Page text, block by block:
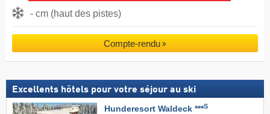
- cm (haut des pistes)
Compte-rendu
Excellents hôtels pour votre séjour au ski
Hunderesort Waldeck ***S